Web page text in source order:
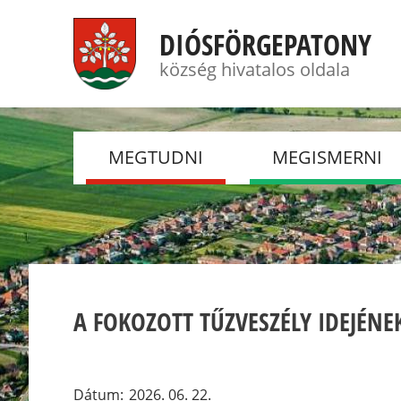
DIÓSFÖRGEPATONY
község hivatalos oldala
MEGTUDNI
HÍREK
TÖRTÉNELEM
MEGISMERNI
FOTÓGALÉRIÁK
DSC
NYUGDÍJASKLUB
A FOKOZOTT TŰZVESZÉLY
Dátum 2026. 06. 22.